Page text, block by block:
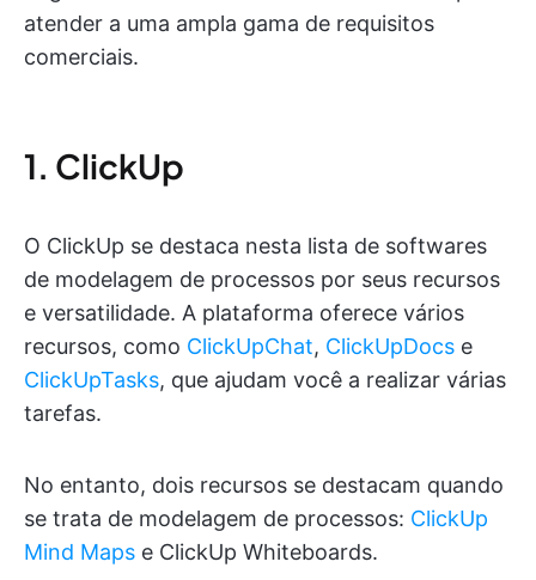
atender a uma ampla gama de requisitos
comerciais.
1. ClickUp
O ClickUp se destaca nesta lista de softwares
de modelagem de processos por seus recursos
e versatilidade. A plataforma oferece vários
recursos, como ClickUpChat, ClickUpDocs e
ClickUpTasks, que ajudam você a realizar várias
tarefas.
No entanto, dois recursos se destacam quando
se trata de modelagem de processos: ClickUp
Mind Maps e ClickUp Whiteboards.